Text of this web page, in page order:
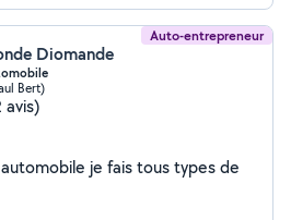
Auto-entrepreneur
Diomande
Bert)
avis)
je fais tous types de